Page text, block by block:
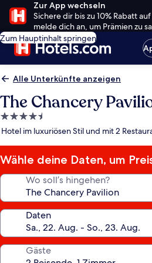
Zur App wechseln
Sichere dir bis zu 10% Rabatt
melde dich an, um Prämien zu
Zum Hauptinhalt springen
Alle Unterkünfte anzeigen
The Chancery
4.5-
Sterne-
Hotel im luxuriösen Stil und mit 2
Wähle deine Daten, um
Wo soll’s hingehen?
Daten
Gäste